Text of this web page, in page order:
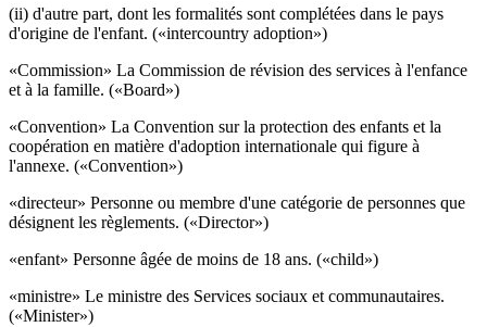
(ii) d'autre part, dont les formalités sont complétées dans le pays
d'origine de l'enfant. («intercountry adoption»)
«Commission» La Commission de révision des services à l'enfance
et à la famille. («Board»)
«Convention» La Convention sur la protection des enfants et la
coopération en matière d'adoption internationale qui figure à
l'annexe. («Convention»)
«directeur» Personne ou membre d'une catégorie de personnes que
désignent les règlements. («Director»)
«enfant» Personne âgée de moins de 18 ans. («child»)
«ministre» Le ministre des Services sociaux et communautaires.
(«Minister»)